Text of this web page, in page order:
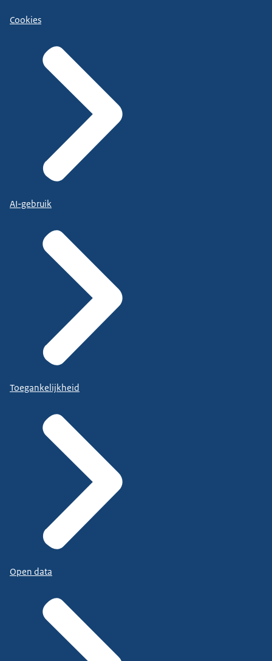
Cookies
AI-gebruik
Toegankelijkheid
Open data